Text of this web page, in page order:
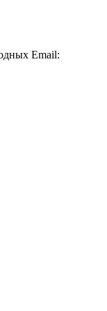
Email: